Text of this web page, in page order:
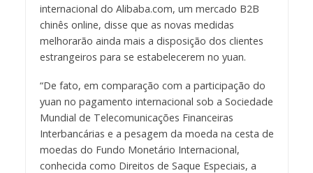
internacional do Alibaba.com, um mercado B2B
chinês online, disse que as novas medidas
melhorarão ainda mais a disposição dos clientes
estrangeiros para se estabelecerem no yuan.
“De fato, em comparação com a participação do
yuan no pagamento internacional sob a Sociedade
Mundial de Telecomunicações Financeiras
Interbancárias e a pesagem da moeda na cesta de
moedas do Fundo Monetário Internacional,
conhecida como Direitos de Saque Especiais, a